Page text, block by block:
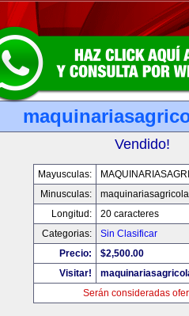
Vendido!
Mayusculas:
Minusculas:
Longitud:
20 caracteres
Categorias:
Sin Clasificar
Precio:
$2,500.00
Visitar!
Serán consideradas